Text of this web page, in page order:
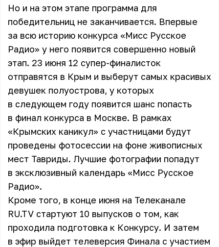
Но и на этом этапе программа для
победительниц не заканчивается. Впервые
за всю историю конкурса «Мисс Русское
Радио» у него появится совершенно новый
этап. 23 июня 12 супер-финалисток
отправятся в Крым и выберут самых красивых
девушек полуострова, у которых
в следующем году появится шанс попасть
в финал конкурса в Москве. В рамках
«Крымских каникул» с участницами будут
проведены фотосессии на фоне живописных
мест Тавриды. Лучшие фотографии попадут
в эксклюзивный календарь «Мисс Русское
Радио».
Кроме того, в конце июня на Телеканале
RU.TV стартуют 10 выпусков о том, как
проходила подготовка к Конкурсу. И затем
в эфир выйдет телеверсия Финала с участием